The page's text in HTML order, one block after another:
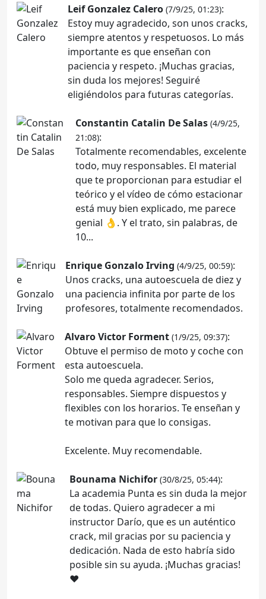
Leif Gonzalez Calero (7/9/25, 01:23):
Estoy muy agradecido, son unos cracks,
siempre atentos y respetuosos. Lo más
importante es que enseñan con
paciencia y respeto. ¡Muchas gracias,
sin duda los mejores! Seguiré
eligiéndolos para futuras categorías.
Constantin Catalin De Salas (4/9/25,
21:08):
Totalmente recomendables, excelente
todo, muy responsables. El material
que te proporcionan para estudiar el
teórico y el vídeo de cómo estacionar
está muy bien explicado, me parece
genial 👌. Y el trato, sin palabras, de
10...
Enrique Gonzalo Irving (4/9/25, 00:59):
Unos cracks, una autoescuela de diez y
una paciencia infinita por parte de los
profesores, totalmente recomendados.
Alvaro Victor Forment (1/9/25, 09:37):
Obtuve el permiso de moto y coche con
esta autoescuela.
Solo me queda agradecer. Serios,
responsables. Siempre dispuestos y
flexibles con los horarios. Te enseñan y
te motivan para que lo consigas.
Excelente. Muy recomendable.
Bounama Nichifor (30/8/25, 05:44):
La academia Punta es sin duda la mejor
de todas. Quiero agradecer a mi
instructor Darío, que es un auténtico
crack, mil gracias por su paciencia y
dedicación. Nada de esto habría sido
posible sin su ayuda. ¡Muchas gracias!
❤️